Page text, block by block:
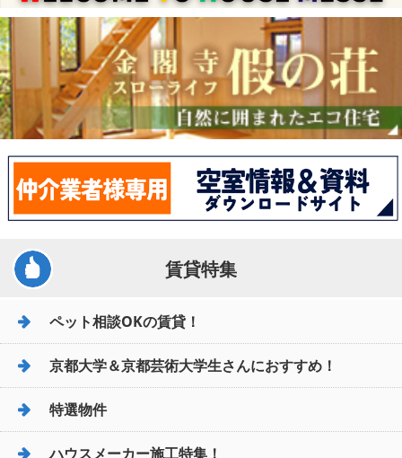
賃貸特集
ペット相談OKの賃貸！
京都大学＆京都芸術大学生さんにおすすめ！
特選物件
ハウスメーカー施工特集！